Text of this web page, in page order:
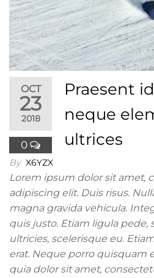
OCT
23
2018
0
Praesent
neque
ultrices
By X6YZX
Lorem ipsum dolor sit amet,
adipiscing elit. Duis risus.
magna gravida vehicula.
quis justo. Etiam ligula pede,
ultricies, scelerisque eu.
erat. Neque porro quisquam
quia dolor sit amet,